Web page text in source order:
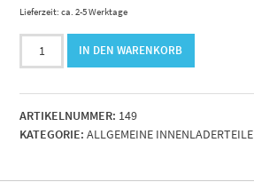
Lieferzeit: ca. 2-5 Werktage
Druckring
80/80
B
Menge
IN DEN WARENKORB
ARTIKELNUMMER: 149
KATEGORIE: ALLGEMEINE INNENLADERTEILE